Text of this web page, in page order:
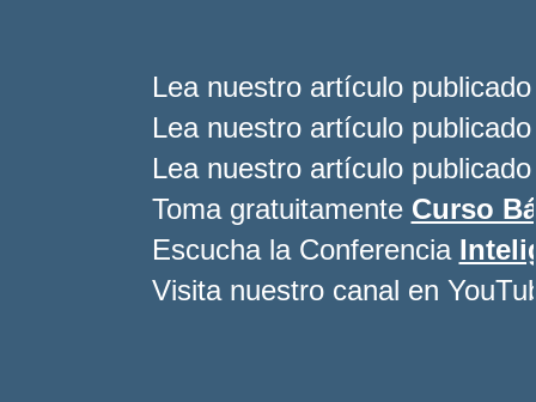
Lea nuestro artículo
Lea nuestro artículo
Lea nuestro artículo
Toma gratuitamente Curso
Escucha la Conferencia
Visita nuestro canal en